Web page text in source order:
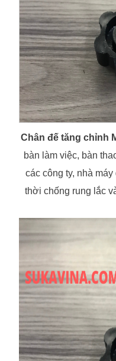
Chân đế tăng chỉnh
bàn làm việc, bàn
các công ty, nhà
thời chống rung lắc